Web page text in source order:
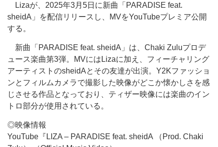
Lizaが、2025年3月5日に新曲「PARADISE feat.
sheidA」を配信リリースし、MVをYouTubeプレミア公開
する。
新曲「PARADISE feat. sheidA」は、Chaki Zuluプロデ
ュース楽曲第3弾。MVにはLizaに加え、フィーチャリング
アーティストのsheidAとその友達が出演。Y2Kファッショ
ンとフィルムカメラで撮影した映像がどこか懐かしさを感
じさせる作品となっており、ティザー映像には楽曲のイン
トロ部分が使用されている。
◎映像情報
YouTube『LIZA – PARADISE feat. sheidA （Prod. Chaki